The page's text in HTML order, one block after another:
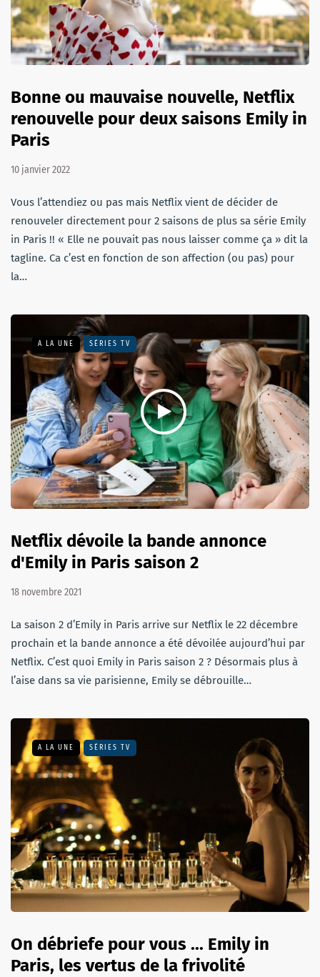
Bonne ou mauvaise nouvelle, Netflix
renouvelle pour deux saisons Emily in
Paris
10 janvier 2022
Vous l’attendiez ou pas mais Netflix vient de décider de
renouveler directement pour 2 saisons de plus sa série Emily
in Paris !! « Elle ne pouvait pas nous laisser comme ça » dit la
tagline. Ca c’est en fonction de son affection (ou pas) pour
la…
A LA UNE SÉRIES TV
Netflix dévoile la bande annonce
d'Emily in Paris saison 2
18 novembre 2021
La saison 2 d’Emily in Paris arrive sur Netflix le 22 décembre
prochain et la bande annonce a été dévoilée aujourd’hui par
Netflix. C’est quoi Emily in Paris saison 2 ? Désormais plus à
l’aise dans sa vie parisienne, Emily se débrouille…
A LA UNE SÉRIES TV
On débriefe pour vous ... Emily in
Paris, les vertus de la frivolité